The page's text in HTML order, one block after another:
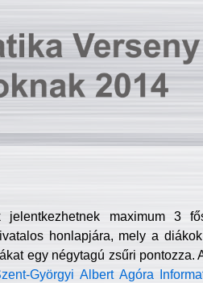
maximum 3
honlapjára, mely a
egy négytagú zsűri
Györgyi Albert Agóra